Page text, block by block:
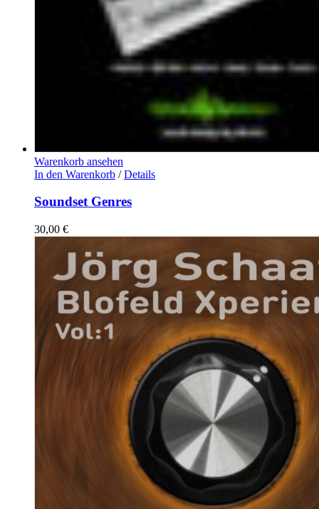
Warenkorb ansehen
In den Warenkorb / Details
Soundset Genres
30,00 €